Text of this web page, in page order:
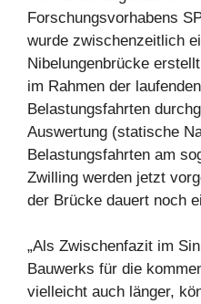
Forschungsvorhabens
wurde zwischenzeitlich
Nibelungenbrücke
im Rahmen der
Belastungsfahrten
Auswertung (statische
Belastungsfahrten am
Zwilling werden jetzt
der Brücke dauert noch
„Als Zwischenfazit im
Bauwerks für die
vielleicht auch länger,